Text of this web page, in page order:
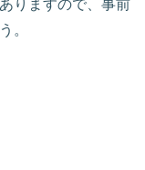
りますので、事前
。